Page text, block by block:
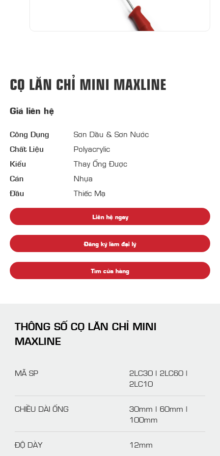
CỌ LĂN CHỈ MINI MAXLINE
Giá liên hệ
Công Dụng
Sơn Dầu & Sơn Nước
Chất Liệu
Polyacrylic
Kiểu
Thay Ống Được
Cán
Nhựa
Đầu
Thiếc Mạ
Liên hệ ngay
Đăng ký làm đại lý
Tìm cửa hàng
THÔNG SỐ CỌ LĂN CHỈ MINI
MAXLINE
MÃ SP
2LC30 | 2LC60 |
2LC10
CHIỀU DÀI ỐNG
30mm | 60mm |
100mm
ĐỘ DÀY 12mm